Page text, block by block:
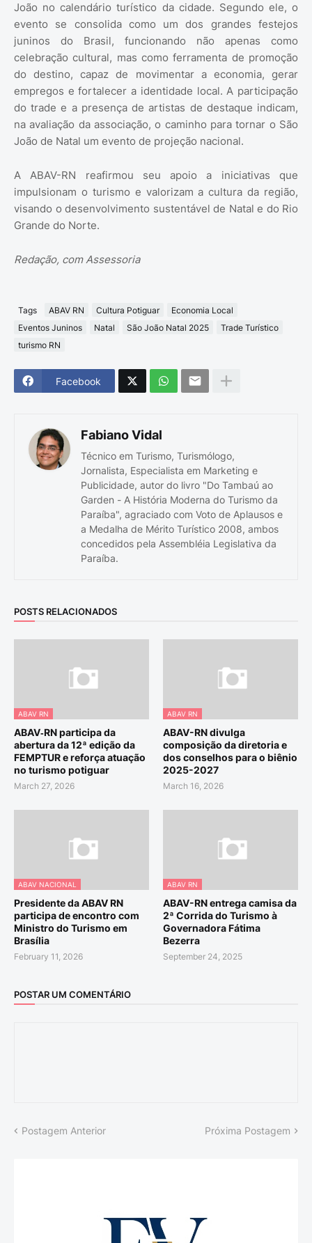
João no calendário turístico da cidade. Segundo ele, o
evento se consolida como um dos grandes festejos
juninos do Brasil, funcionando não apenas como
celebração cultural, mas como ferramenta de promoção
do destino, capaz de movimentar a economia, gerar
empregos e fortalecer a identidade local. A participação
do trade e a presença de artistas de destaque indicam,
na avaliação da associação, o caminho para tornar o São
João de Natal um evento de projeção nacional.
A ABAV-RN reafirmou seu apoio a iniciativas que
impulsionam o turismo e valorizam a cultura da região,
visando o desenvolvimento sustentável de Natal e do Rio
Grande do Norte.
Redação, com Assessoria
Tags ABAV RN Cultura Potiguar
Economia Local
Eventos Juninos
Natal São João Natal 2025
Trade Turístico
turismo RN
Facebook
Fabiano Vidal
Técnico em Turismo, Turismólogo,
Jornalista, Especialista em Marketing e
Publicidade, autor do livro "Do Tambaú ao
Garden - A História Moderna do Turismo da
Paraíba", agraciado com Voto de Aplausos e
a Medalha de Mérito Turístico 2008, ambos
concedidos pela Assembléia Legislativa da
Paraíba.
POSTS RELACIONADOS
ABAV RN
ABAV‑RN participa da
abertura da 12ª edição da
FEMPTUR e reforça atuação
no turismo potiguar
March 27, 2026
ABAV RN
ABAV-RN divulga
composição da diretoria e
dos conselhos para o biênio
2025-2027
March 16, 2026
ABAV NACIONAL
Presidente da ABAV RN
participa de encontro com
Ministro do Turismo em
Brasília
February 11, 2026
ABAV RN
ABAV-RN entrega camisa da
2ª Corrida do Turismo à
Governadora Fátima
Bezerra
September 24, 2025
POSTAR UM COMENTÁRIO
Postagem Anterior Próxima Postagem